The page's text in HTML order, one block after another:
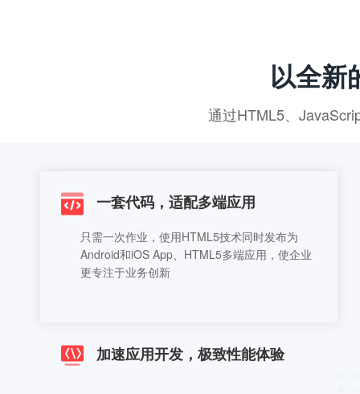
以全新
通过HTML5、
一套代码，适配多端应用
只需一次作业，使用HTML5技术同时发布为
Android和iOS App、HTML5多端应用，使企业
更专注于业务创新
加速应用开发，极致性能体验